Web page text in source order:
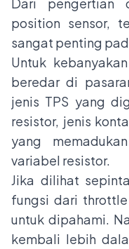
position sensor,
sangat penting
Untuk
beredar di
jenis TPS yang
resistor, jenis
yang
variabel resistor.
Jika dilihat
fungsi dari
untuk dipahami.
kembali lebih